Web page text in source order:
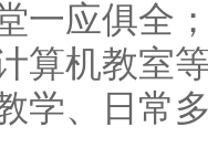
一应俱全
算机教室
学、日常